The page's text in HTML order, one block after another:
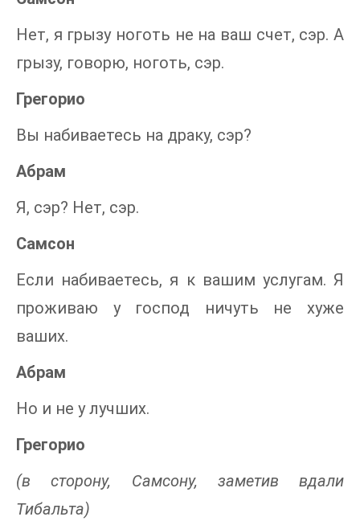
Нет, я грызу ноготь не на ваш счет, сэр. А
грызу, говорю, ноготь, сэр.
Грегорио
Вы набиваетесь на драку, сэр?
Абрам
Я, сэр? Нет, сэр.
Самсон
Если набиваетесь, я к вашим услугам. Я
проживаю у господ ничуть не хуже
ваших.
Абрам
Но и не у лучших.
Грегорио
(в сторону, Самсону, заметив вдали
Тибальта)